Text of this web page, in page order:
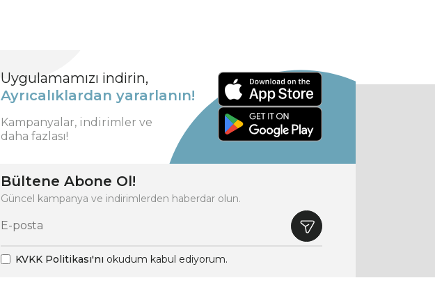
Uygulamamızı indirin,
Ayrıcalıklardan yararlanın!
Kampanyalar, indirimler ve
daha fazlası!
Bültene Abone Ol!
Güncel kampanya ve indirimlerden haberdar olun.
KVKK Politikası'nı okudum kabul ediyorum.